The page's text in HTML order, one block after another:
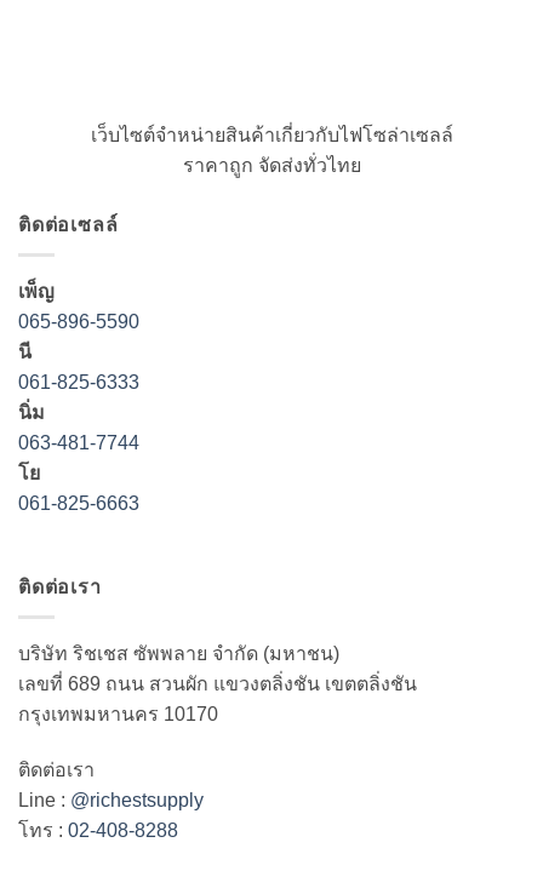
เว็บไซต์จำหน่ายสินค้าเกี่ยวกับไฟโซล่าเซลล์
ราคาถูก จัดส่งทั่วไทย
ติดต่อเซลล์
เพ็ญ
065-896-5590
นี
061-825-6333
นิ่ม
063-481-7744
โย
061-825-6663
ติดต่อเรา
บริษัท ริชเชส ซัพพลาย จำกัด (มหาชน)
เลขที่ 689 ถนน สวนผัก แขวงตลิ่งชัน เขตตลิ่งชัน
กรุงเทพมหานคร 10170
ติดต่อเรา
Line : @richestsupply
โทร : 02-408-8288